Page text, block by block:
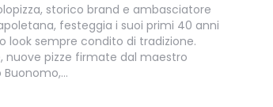
storico brand e ambasciatore
festeggia i suoi primi 40 anni
look sempre condito di tradizione.
nuove pizze firmate dal maestro
Buonomo,…